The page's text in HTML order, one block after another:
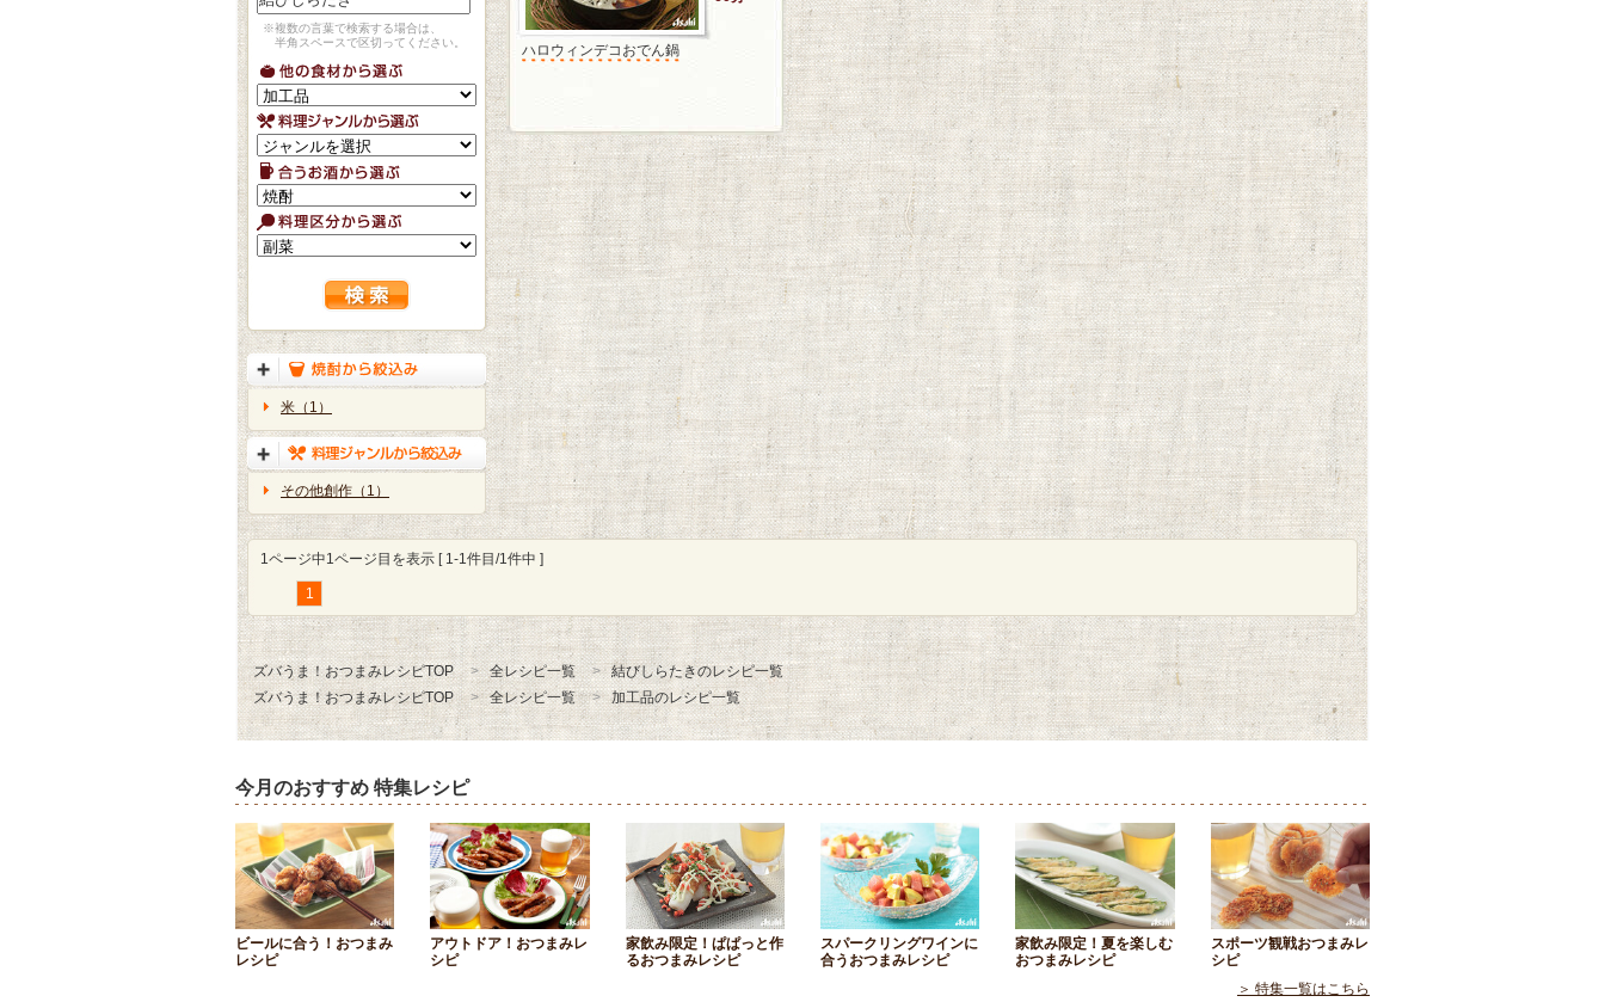
※複数の言葉で検索する場合は、
半角スペースで区切ってください。
米（1）
その他創作（1）
ハロウィンデコおでん鍋
1ページ中1ページ目を表示 [ 1-1件目/1件中 ]
1
ズバうま！おつまみレシピTOP 全レシピ一覧
結びしらたきのレシピ一覧
ズバうま！おつまみレシピTOP
全レシピ一覧 加工品のレシピ一覧
今月のおすすめ 特集レシピ
ビールに合う！おつまみ
レシピ
アウトドア！おつまみレ
シピ
家飲み限定！ぱぱっと作
るおつまみレシピ
スパークリングワインに
合うおつまみレシピ
家飲み限定！夏を楽しむ
おつまみレシピ
スポーツ観戦おつまみレ
シピ
＞ 特集一覧はこちら